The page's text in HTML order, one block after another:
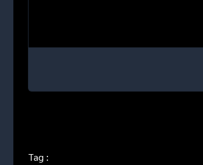
Tag :